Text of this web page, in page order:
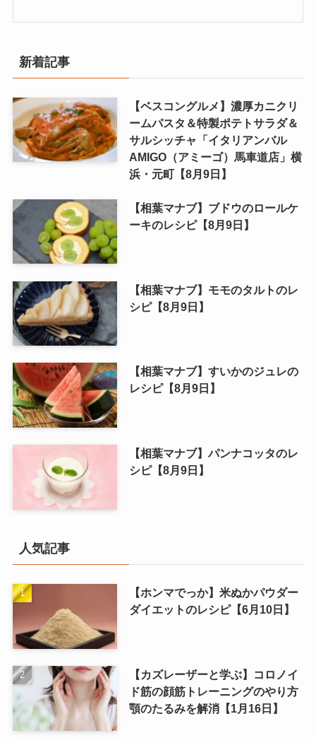
新着記事
【ベスコングルメ】濃厚カニクリ
ームパスタ＆特製ポテトサラダ＆
サルシッチャ「イタリアンバル
AMIGO（アミーゴ）馬車道店」横
浜・元町【8月9日】
【相葉マナブ】ブドウのロールケ
ーキのレシピ【8月9日】
【相葉マナブ】モモのタルトのレ
シピ【8月9日】
【相葉マナブ】すいかのジュレの
レシピ【8月9日】
【相葉マナブ】パンナコッタのレ
シピ【8月9日】
人気記事
【ホンマでっか】米ぬかパウダー
ダイエットのレシピ【6月10日】
【カズレーザーと学ぶ】コロノイ
ド筋の顔筋トレーニングのやり方
顎のたるみを解消【1月16日】